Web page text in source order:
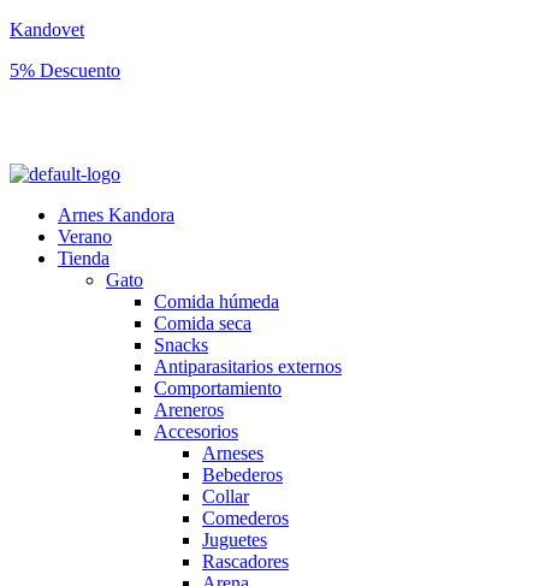
Kandovet
5% Descuento
Arnes Kandora
Verano
Tienda
Gato
Comida húmeda
Comida seca
Snacks
Antiparasitarios externos
Comportamiento
Areneros
Accesorios
Arneses
Bebederos
Collar
Comederos
Juguetes
Rascadores